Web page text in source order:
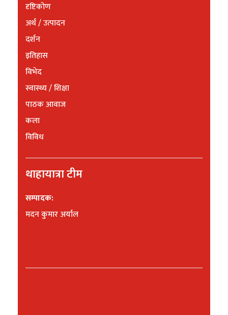
दृष्टिकोण
अर्थ / उत्पादन
दर्शन
इतिहास
विभेद
स्वास्थ्य / शिक्षा
पाठक आवाज
कला
विविध
थाहायात्रा टीम
सम्पादक:
मदन कुमार अर्याल